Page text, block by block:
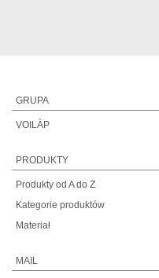
GRUPA
VOILÀP
PRODUKTY
Produkty od A do Z
Kategorie produktów
Materiał
MAIL